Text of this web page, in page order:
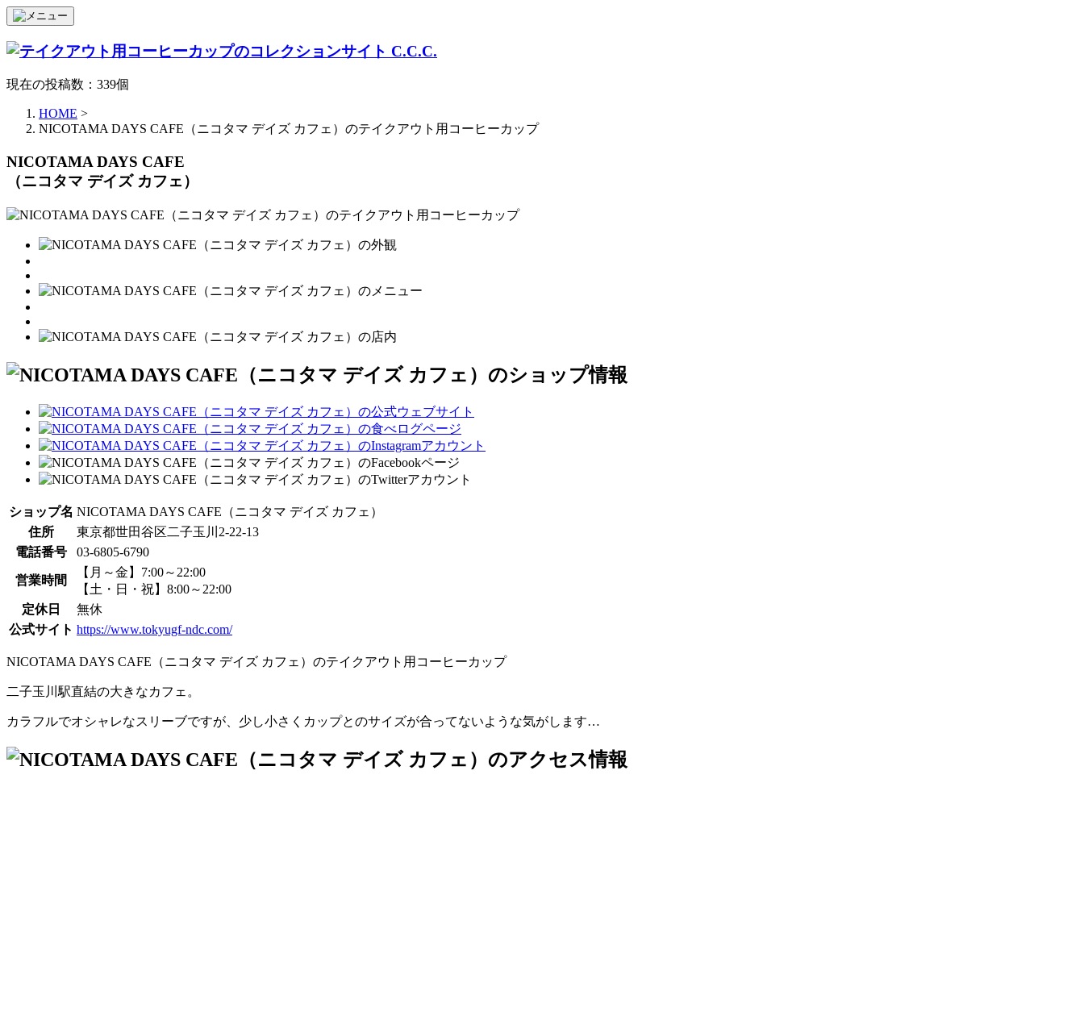
現在の投稿数：339個
HOME >
NICOTAMA DAYS CAFE（ニコタマ デイズ カフェ）のテイクアウト用コーヒーカップ
NICOTAMA DAYS CAFE
（ニコタマ デイズ カフェ）
ショップ名 NICOTAMA DAYS CAFE（ニコタマ デイズ カフェ）
住所
東京都世田谷区二子玉川2-22-13
電話番号
03-6805-6790
営業時間
【月～金】7:00～22:00
【土・日・祝】8:00～22:00
定休日
無休
公式サイト https://www.tokyugf-ndc.com/
NICOTAMA DAYS CAFE（ニコタマ デイズ カフェ）のテイクアウト用コーヒーカップ
二子玉川駅直結の大きなカフェ。
カラフルでオシャレなスリーブですが、少し小さくカップとのサイズが合ってないような気がします…